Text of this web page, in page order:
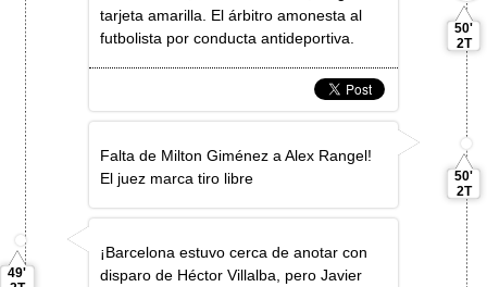
tarjeta amarilla. El árbitro amonesta al
futbolista por conducta antideportiva.
50'
2T
Falta de Milton Giménez a Alex Rangel!
El juez marca tiro libre
50'
2T
49'
¡Barcelona estuvo cerca de anotar con
disparo de Héctor Villalba, pero Javier